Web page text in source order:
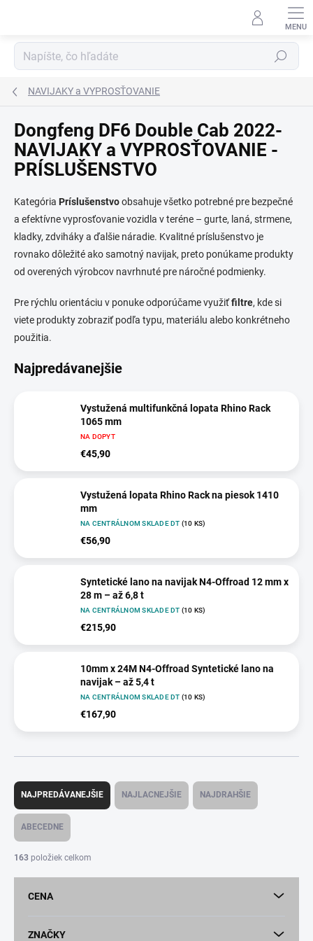
Hľadať
NAVIJAKY a VYPROSŤOVANIE
Dongfeng DF6 Double Cab 2022-
NAVIJAKY a VYPROSŤOVANIE -
PRÍSLUŠENSTVO
Kategória Príslušenstvoobsahuje všetko potrebné pre bezpečné
a efektívne vyprosťovanie vozidla v teréne – gurte, laná, strmene,
kladky, zdviháky a ďalšie náradie. Kvalitné príslušenstvo je
rovnako dôležité ako samotný navijak, preto ponúkame produkty
od overených výrobcov navrhnuté pre náročné podmienky.
Pre rýchlu orientáciu v ponuke odporúčame využiťfiltre, kde si
viete produkty zobraziť podľa typu, materiálu alebo konkrétneho
použitia.
Najpredávanejšie
Vystužená multifunkčná lopata Rhino Rack
1065 mm
NA DOPYT
€45,90
Vystužená lopata Rhino Rack na piesok 1410
mm
NA CENTRÁLNOM SKLADE DT (10 KS)
€56,90
Syntetické lano na navijak N4-Offroad 12 mm x
28 m – až 6,8 t
NA CENTRÁLNOM SKLADE DT (10 KS)
€215,90
10mm x 24M N4-Offroad Syntetické lano na
navijak – až 5,4 t
NA CENTRÁLNOM SKLADE DT (10 KS)
€167,90
R
d
n
i
NAJPREDÁVANEJŠIE NAJLACNEJŠIE NAJDRAHŠIE
ABECEDNE
163 položiek celkom
CENA
ZNAČKY